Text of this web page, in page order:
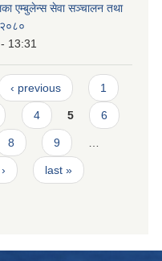
एम्बुलेन्स सेवा सञ्चालन तथा
२०८०
13:31
‹ previous 1
4 5 6
8 9
last »